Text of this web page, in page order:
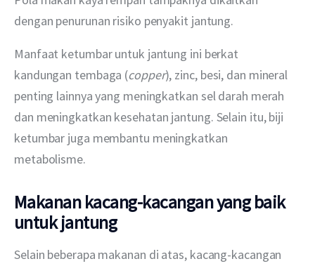
dengan penurunan risiko penyakit jantung.
Manfaat ketumbar untuk jantung ini berkat
kandungan tembaga (copper), zinc, besi, dan mineral
penting lainnya yang meningkatkan sel darah merah
dan meningkatkan kesehatan jantung. Selain itu, biji
ketumbar juga membantu meningkatkan
metabolisme.
Makanan kacang-kacangan yang baik
untuk jantung
Selain beberapa makanan di atas, kacang-kacangan